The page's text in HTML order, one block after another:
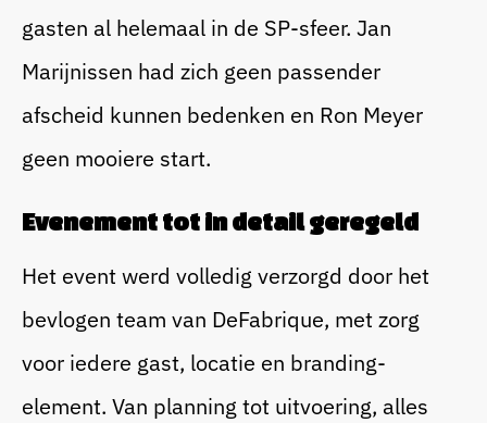
gasten al helemaal in de SP-sfeer. Jan
Marijnissen had zich geen passender
afscheid kunnen bedenken en Ron Meyer
geen mooiere start.
Evenement tot in detail geregeld
Het event werd volledig verzorgd door het
bevlogen team van DeFabrique, met zorg
voor iedere gast, locatie en branding-
element. Van planning tot uitvoering, alles